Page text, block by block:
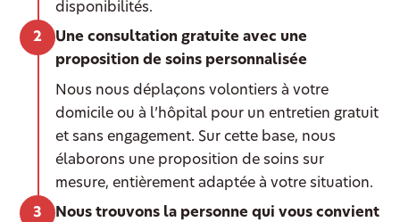
disponibilités.
Une consultation gratuite avec une
proposition de soins personnalisée
Nous nous déplaçons volontiers à votre
domicile ou à l’hôpital pour un entretien gratuit
et sans engagement. Sur cette base, nous
élaborons une proposition de soins sur
mesure, entièrement adaptée à votre situation.
Nous trouvons la personne qui vous convient